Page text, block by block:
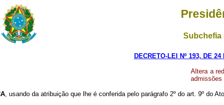
Subchefia
DECRETO-LEI Nº 193, DE
Altera a
admissões
, usando da atribuição que lhe é conferida pelo parágrafo 2º do art. 9º do